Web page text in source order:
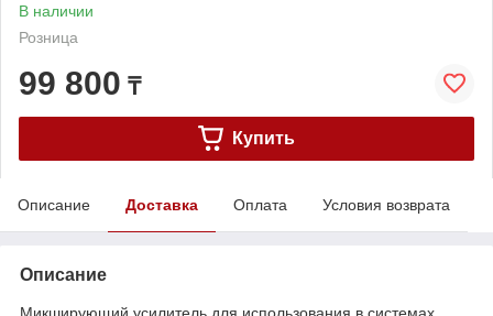
В наличии
Розница
99 800 ₸
Купить
Описание Доставка Оплата Условия возврата
Описание
Mикширующий усилитель для использования в системах